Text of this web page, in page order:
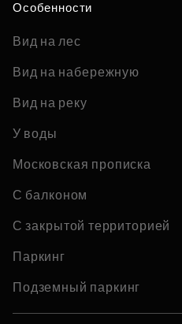
Особенности
Вид на лес
Вид на набережную
Вид на реку
У воды
Московская прописка
С балконом
С закрытой территорией
Паркинг
Подземный паркинг